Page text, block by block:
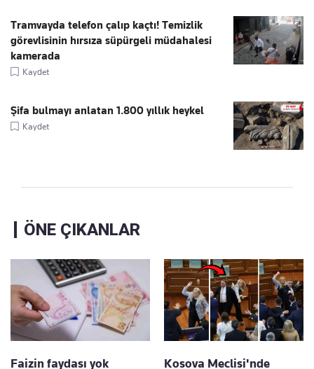
Tramvayda telefon çalıp kaçtı! Temizlik
görevlisinin hırsıza süpürgeli müdahalesi
kamerada
Kaydet
Şifa bulmayı anlatan 1.800 yıllık heykel
Kaydet
ÖNE ÇIKANLAR
Faizin faydası yok
Kosova Meclisi'nde